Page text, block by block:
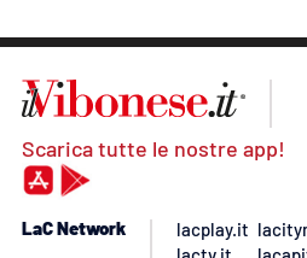
Scarica tutte le nostre app!
LaC Network
lacplay.it